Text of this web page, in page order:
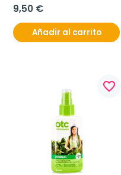
9,50 €
Añadir al carrito
favorite_border